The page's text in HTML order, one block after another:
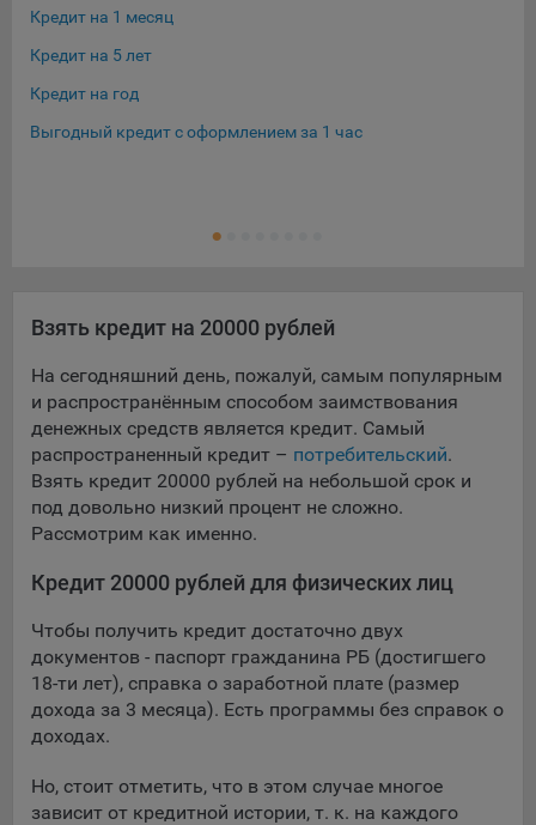
конфиденциальности Яндекс
Google Analytics – сервис веб-аналитики,
Google Data Protection Office, 1600 Amphitheatre Pkwy,
Mountain View, CA 94043, USA.
Политика
Пиксель VK Рекламы - сервис позволяет показывать
посещали сайт.
Адрес: ООО «ВК», РФ, 125167, г. Москва, Ленинградский
проспект, д. 39, стр. 79, БЦ «SkyLight».
Технические настройки
Технические настройки хранят технические данные вашего
выбора (например, языкового). Техническая аналитика
данной цели:
Сервис хранения информации, предоставляемый
компанией, согласно договора аренды ООО «Рэкун
технолоджи», 220069 г. Минск, пр-т Дзержинского, д.3Б,
пом.44.
Рекламные Cookie
Кредит на 1 месяц
Кредит на 5 лет
Кредит на год
Выгодный кредит с оформлением за 1 час
Взять кредит на 20000 рублей
На сегодняшний день, пожалуй, самым популярным
и распространённым способом заимствования
денежных средств является кредит. Самый
распространенный кредит – потребительский.
Взять кредит 20000 рублей на небольшой срок и
под довольно низкий процент не сложно.
Рассмотрим как именно.
Кредит 20000 рублей для физических лиц
Чтобы получить кредит достаточно двух
документов - паспорт гражданина РБ (достигшего
18-ти лет), справка о заработной плате (размер
дохода за 3 месяца). Есть программы без справок о
доходах.
Но, стоит отметить, что в этом случае многое
зависит от кредитной истории, т. к. на каждого